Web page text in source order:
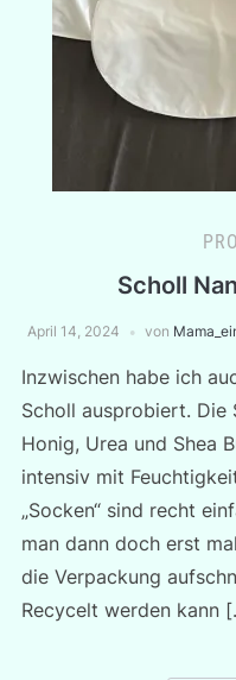
Scholl
April 14, 2024 von
Inzwischen habe ich
Scholl ausprobiert. Die
Honig, Urea und Shea
intensiv mit
„Socken“ sind recht
man dann doch erst
die Verpackung
Recycelt werden kann